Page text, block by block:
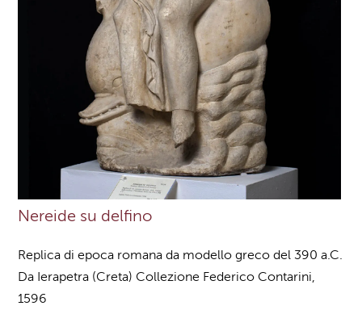
Nereide su delfino
Replica di epoca romana da modello greco del 390 a.C.
Da Ierapetra (Creta) Collezione Federico Contarini,
1596